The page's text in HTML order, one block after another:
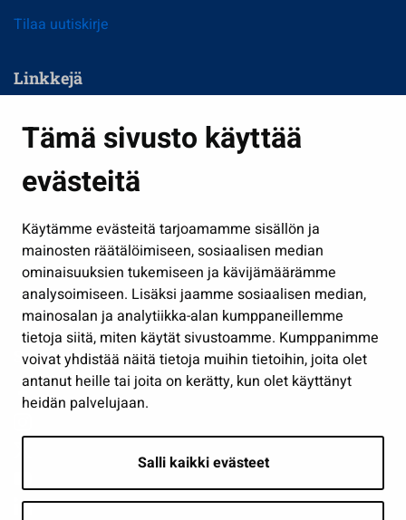
Tämä sivusto käyttää
evästeitä
Käytämme evästeitä tarjoamamme sisällön ja
mainosten räätälöimiseen, sosiaalisen median
ominaisuuksien tukemiseen ja kävijämäärämme
analysoimiseen. Lisäksi jaamme sosiaalisen median,
mainosalan ja analytiikka-alan kumppaneillemme
tietoja siitä, miten käytät sivustoamme. Kumppanimme
voivat yhdistää näitä tietoja muihin tietoihin, joita olet
antanut heille tai joita on kerätty, kun olet käyttänyt
heidän palvelujaan.
Salli kaikki evästeet
Tilaa uutiskirje
Linkkejä
Kasvatus ja opetus
Kulttuuri ja liikunta
Työ ja yrittäminen
Osallistu ja asioi
Näytä omat evästeasetukseni
Seuraa meitä